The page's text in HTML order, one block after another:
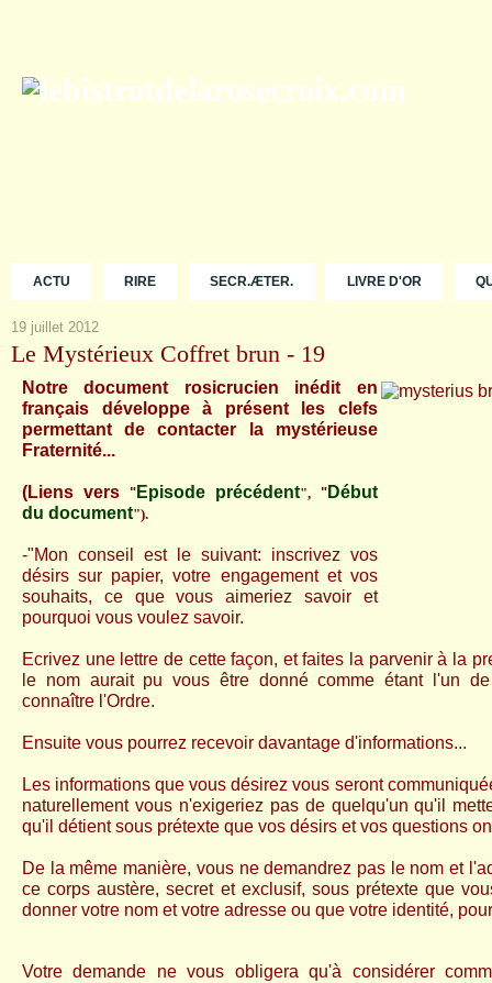
ACTU RIRE SECR.ÆTER. LIVRE D'OR
19 juillet 2012
Le Mystérieux Coffret brun - 19
Notre document rosicrucien inédit en
français développe à présent les clefs
permettant de contacter la mystérieuse
Fraternité...
(Liens vers " Episode précédent", " Début
du document").
-"Mon conseil est le suivant: inscrivez vos
désirs sur papier, votre engagement et vos
souhaits, ce que vous aimeriez savoir et
pourquoi vous voulez savoir.
Ecrivez une lettre de cette façon, et faites la parvenir à la
le nom aurait pu vous être donné comme étant l'un
connaître l'Ordre.
Ensuite vous pourrez recevoir davantage d'informations...
Les informations que vous désirez vous seront
naturellement vous n'exigeriez pas de quelqu'un qu'il
qu'il détient sous prétexte que vos désirs et vos questions
De la même manière, vous ne demandrez pas le nom et
ce corps austère, secret et exclusif, sous prétexte que
donner votre nom et votre adresse ou que votre identité,
Votre demande ne vous obligera qu'à considérer